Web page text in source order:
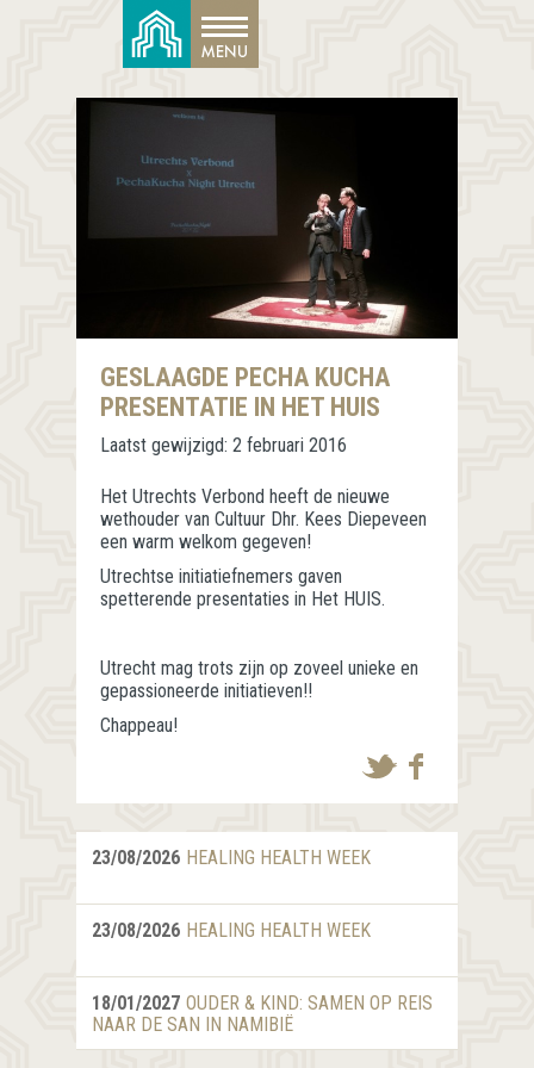
GESLAAGDE PECHA KUCHA
PRESENTATIE IN HET HUIS
Laatst gewijzigd: 2 februari 2016
Het Utrechts Verbond heeft de nieuwe
wethouder van Cultuur Dhr. Kees Diepeveen
een warm welkom gegeven!
Utrechtse initiatiefnemers gaven
spetterende presentaties in Het HUIS.
Utrecht mag trots zijn op zoveel unieke en
gepassioneerde initiatieven!!
Chappeau!
23/08/2026 HEALING HEALTH WEEK
23/08/2026 HEALING HEALTH WEEK
18/01/2027 OUDER & KIND: SAMEN OP REIS
NAAR DE SAN IN NAMIBIË